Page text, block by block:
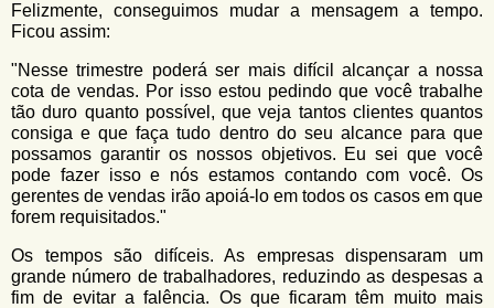
b
u
s
c
a
Felizmente, conseguimos mudar a mensagem a tempo.
Ficou assim:
"Nesse trimestre poderá ser mais difícil alcançar a nossa
cota de vendas. Por isso estou pedindo que você trabalhe
tão duro quanto possível, que veja tantos clientes quantos
consiga e que faça tudo dentro do seu alcance para que
possamos garantir os nossos objetivos. Eu sei que você
pode fazer isso e nós estamos contando com você. Os
gerentes de vendas irão apoiá-lo em todos os casos em que
forem requisitados."
Os tempos são difíceis. As empresas dispensaram um
grande número de trabalhadores, reduzindo as despesas a
fim de evitar a falência. Os que ficaram têm muito mais